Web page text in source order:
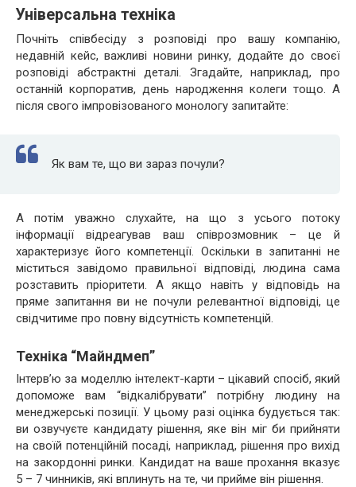
Універсальна техніка
Почніть співбесіду з розповіді про вашу компанію,
недавній кейс, важливі новини ринку, додайте до своєї
розповіді абстрактні деталі. Згадайте, наприклад, про
останній корпоратив, день народження колеги тощо. А
після свого імпровізованого монологу запитайте:
Як вам те, що ви зараз почули?
А потім уважно слухайте, на що з усього потоку
інформації відреагував ваш співрозмовник – це й
характеризує його компетенції. Оскільки в запитанні не
міститься завідомо правильної відповіді, людина сама
розставить пріоритети. А якщо навіть у відповідь на
пряме запитання ви не почули релевантної відповіді, це
свідчитиме про повну відсутність компетенцій.
Техніка “Майндмеп”
Інтерв’ю за моделлю інтелект-карти – цікавий спосіб, який
допоможе вам “відкалібрувати” потрібну людину на
менеджерські позиції. У цьому разі оцінка будується так:
ви озвучуєте кандидату рішення, яке він міг би прийняти
на своїй потенційній посаді, наприклад, рішення про вихід
на закордонні ринки. Кандидат на ваше прохання вказує
5 – 7 чинників, які вплинуть на те, чи прийме він рішення.